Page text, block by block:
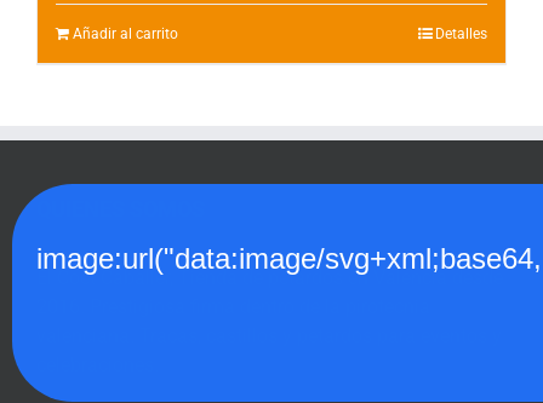
Añadir al carrito Detalles
El Coet Caballer, Tienda de petardos en Valencia desde
image:url("data:image/